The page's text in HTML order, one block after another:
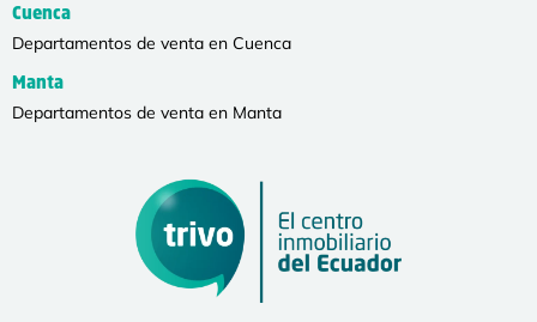
Cuenca
Departamentos de venta en Cuenca
Manta
Departamentos de venta en Manta